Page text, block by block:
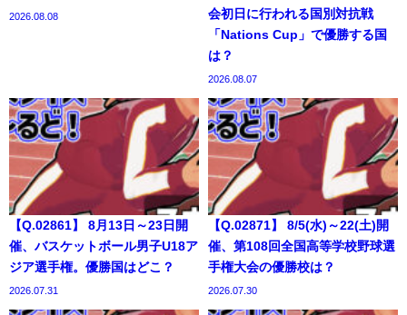
2026.08.08
会初日に行われる国別対抗戦
「Nations Cup」で優勝する国
は？
2026.08.07
【Q.02861】 8月13日～23日開
催、バスケットボール男子U18ア
ジア選手権。優勝国はどこ？
2026.07.31
【Q.02871】 8/5(水)～22(土)開
催、第108回全国高等学校野球選
手権大会の優勝校は？
2026.07.30